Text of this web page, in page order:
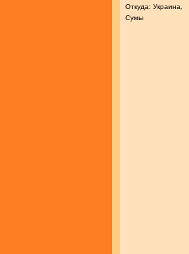
Откуда: Украина,
Сумы